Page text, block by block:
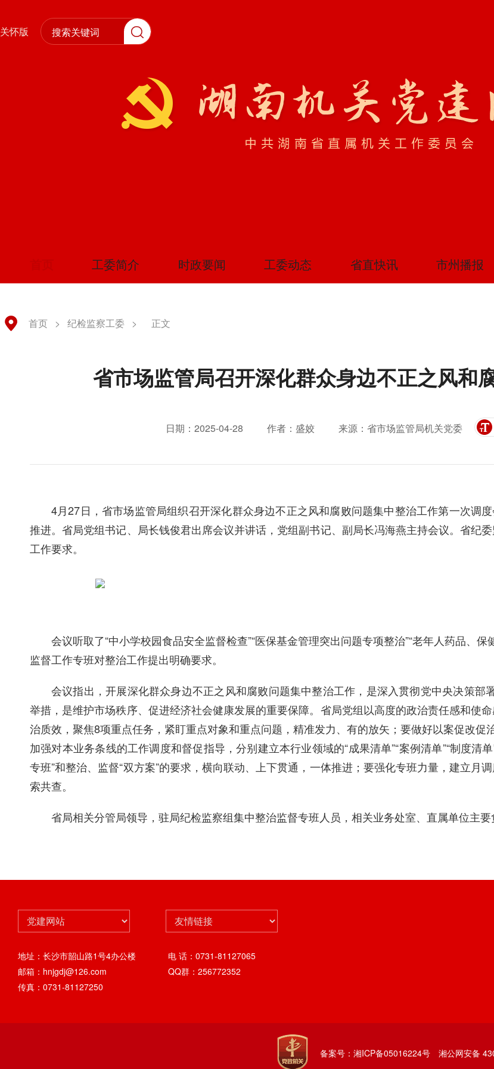
关怀版
工委简介 时政要闻 工委动态 省直快讯 市州播报
首页 > 纪检监察工委 > 正文
省市场监管局召开深化群众身边不正之风和
日期：2025-04-28 作者：盛姣 来源：省市场监管局机关党委
4月27日，省市场监管局组织召开深化群众身边不正之风和腐败问题集中整治工作第一次调
推进。省局党组书记、局长钱俊君出席会议并讲话，党组副书记、副局长冯海燕主持会议。省纪
工作要求。
会议听取了“中小学校园食品安全监督检查”“医保基金管理突出问题专项整治”“老年人药品、
监督工作专班对整治工作提出明确要求。
会议指出，开展深化群众身边不正之风和腐败问题集中整治工作，是深入贯彻党中央决策部
举措，是维护市场秩序、促进经济社会健康发展的重要保障。省局党组以高度的政治责任感和使
治质效，聚焦8项重点任务，紧盯重点对象和重点问题，精准发力、有的放矢；要做好以案促改
加强对本业务条线的工作调度和督促指导，分别建立本行业领域的“成果清单”“案例清单”“制度
专班”和整治、监督“双方案”的要求，横向联动、上下贯通，一体推进；要强化专班力量，建立
索共查。
省局相关分管局领导，驻局纪检监察组集中整治监督专班人员，相关业务处室、直属单位主
地址：长沙市韶山路1号4办公楼
电 话：0731-81127065
邮箱：hnjgdj@126.com
QQ群：256772352
传真：0731-81127250
备案号：湘ICP备05016224号湘公网安备